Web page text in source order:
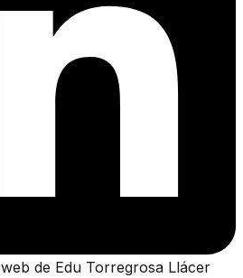
web de Edu Torregrosa Llácer